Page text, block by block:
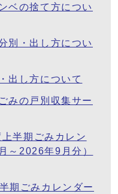
ベの捨て方につい
別・出し方につい
出し方について
みの戸別収集サー
半期ごみカレン
～2026年9月分）
期ごみカレンダー